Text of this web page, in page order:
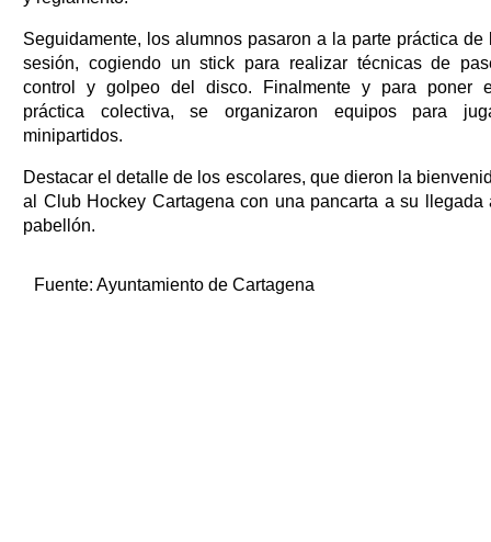
Seguidamente, los alumnos pasaron a la parte práctica de
sesión, cogiendo un stick para realizar técnicas de
control y golpeo del disco. Finalmente y para poner
práctica colectiva, se organizaron equipos para
minipartidos.
Destacar el detalle de los escolares, que dieron la
al Club Hockey Cartagena con una pancarta a su llegada
pabellón.
Fuente: Ayuntamiento de Cartagena